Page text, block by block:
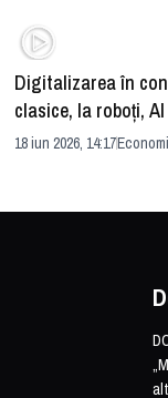
Digitalizarea în
clasice, la roboți,
România și
18 iun 2026, 14:17